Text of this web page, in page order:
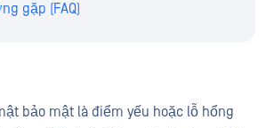
gặp (FAQ)
bảo mật là điểm yếu hoặc lỗ hổng